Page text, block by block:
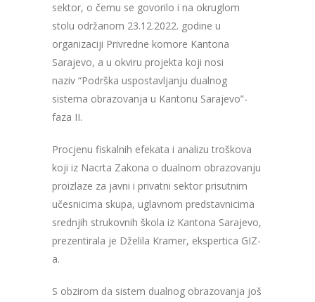
sektor, o čemu se govorilo i na okruglom
stolu održanom 23.12.2022. godine u
organizaciji Privredne komore Kantona
Sarajevo, a u okviru projekta koji nosi
naziv “Podrška uspostavljanju dualnog
sistema obrazovanja u Kantonu Sarajevo”-
faza II.
Procjenu fiskalnih efekata i analizu troškova
koji iz Nacrta Zakona o dualnom obrazovanju
proizlaze za javni i privatni sektor prisutnim
učesnicima skupa, uglavnom predstavnicima
srednjih strukovnih škola iz Kantona Sarajevo,
prezentirala je Dželila Kramer, ekspertica GIZ-
a.
S obzirom da sistem dualnog obrazovanja još